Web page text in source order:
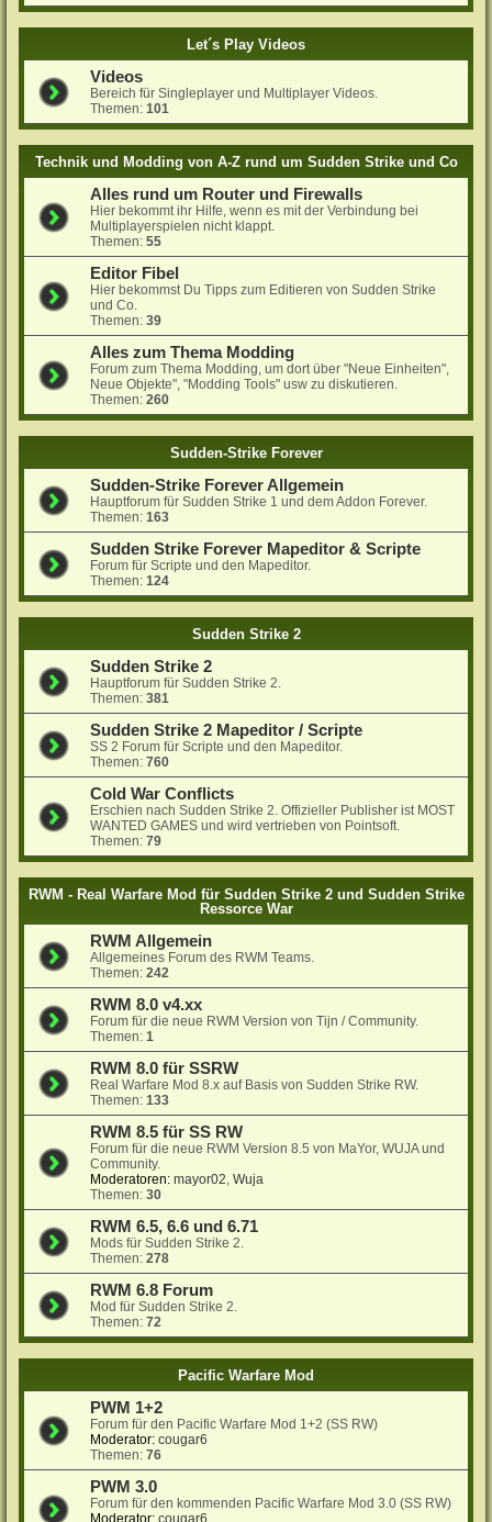
Let´s Play Videos
Videos
Bereich für Singleplayer und Multiplayer Videos.
Themen:101
Technik und Modding von A-Z rund um Sudden Strike und Co
Alles rund um Router und Firewalls
Hier bekommt ihr Hilfe, wenn es mit der Verbindung bei
Multiplayerspielen nicht klappt.
Themen:55
Editor Fibel
Hier bekommst Du Tipps zum Editieren von Sudden Strike
und Co.
Themen:39
Alles zum Thema Modding
Forum zum Thema Modding, um dort über "Neue Einheiten",
Neue Objekte", "Modding Tools" usw zu diskutieren.
Themen:260
Sudden-Strike Forever
Sudden-Strike Forever Allgemein
Hauptforum für Sudden Strike 1 und dem Addon Forever.
Themen:163
Sudden Strike Forever Mapeditor & Scripte
Forum für Scripte und den Mapeditor.
Themen:124
Sudden Strike 2
Sudden Strike 2
Hauptforum für Sudden Strike 2.
Themen:381
Sudden Strike 2 Mapeditor / Scripte
SS 2 Forum für Scripte und den Mapeditor.
Themen:760
Cold War Conflicts
Erschien nach Sudden Strike 2. Offizieller Publisher ist MOST
WANTED GAMES und wird vertrieben von Pointsoft.
Themen:79
RWM - Real Warfare Mod für Sudden Strike 2 und Sudden Strike
Ressorce War
RWM Allgemein
Allgemeines Forum des RWM Teams.
Themen:242
RWM 8.0 v4.xx
Forum für die neue RWM Version von Tijn / Community.
Themen:1
RWM 8.0 für SSRW
Real Warfare Mod 8.x auf Basis von Sudden Strike RW.
Themen:133
RWM 8.5 für SS RW
Forum für die neue RWM Version 8.5 von MaYor, WUJA und
Community.
Moderatoren: mayor02,Wuja
Themen:30
RWM 6.5, 6.6 und 6.71
Mods für Sudden Strike 2.
Themen:278
RWM 6.8 Forum
Mod für Sudden Strike 2.
Themen:72
Pacific Warfare Mod
PWM 1+2
Forum für den Pacific Warfare Mod 1+2 (SS RW)
Moderator: cougar6
Themen:76
PWM 3.0
Forum für den kommenden Pacific Warfare Mod 3.0 (SS RW)
Moderator: cougar6